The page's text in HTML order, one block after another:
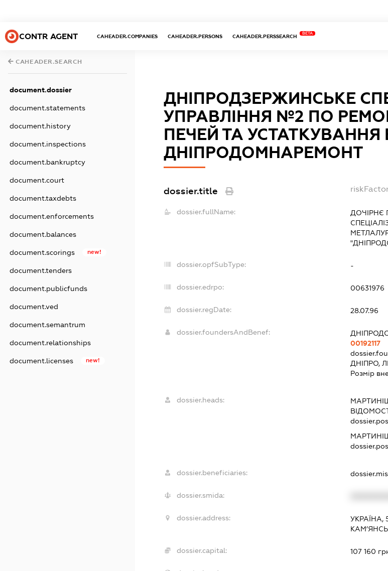
CONTR AGENT CAHEADER.COMPANIES CAHEADER.PERSONS CAHEADER.PERSSEARCH
BETA
CAHEADER.SEARCH
document.dossier
document.statements
document.history
document.inspections
document.bankruptcy
document.court
document.taxdebts
document.enforcements
document.balances
document.scorings new!
document.tenders
document.publicfunds
document.ved
document.semantrum
document.relationships
document.licenses new!
ДНІПРОДЗЕРЖИНСЬКЕ
УПРАВЛІННЯ №2 ПО
ПЕЧЕЙ ТА УСТАТКУВАННЯ
ДНІПРОДОМНАРЕМОНТ
dossier.title
dossier.fullName:
ДОЧІРНЄ
dossier.opfSubType: -
dossier.edrpo: 00631976
dossier.regDate: 28.07.96
dossier.foundersAndBenef:
00192117
ДНІПРО,
Розмір
dossier.heads:
dossier.beneficiaries:
dossier.smida:
dossier.address:
УКРАЇНА,
dossier.capital: 107 160